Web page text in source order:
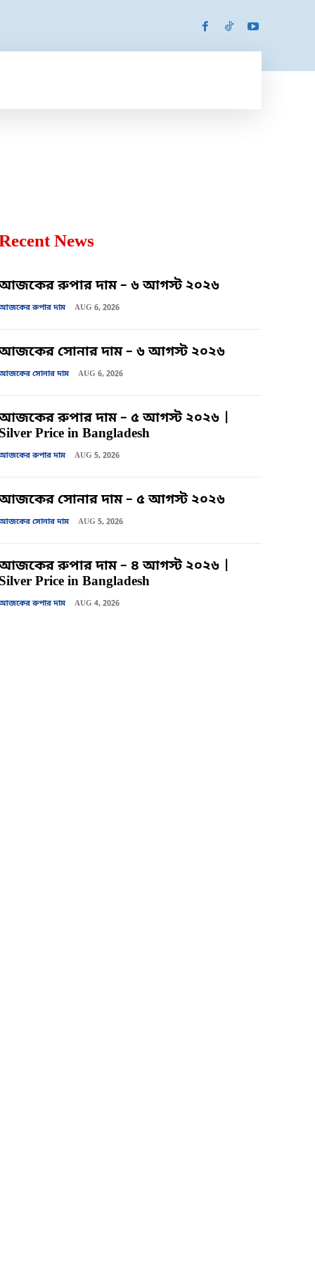
News
রুপার দাম – ৬ আগস্ট ২০২৬
রুপার দাম AUG 6, 2026
সোনার দাম – ৬ আগস্ট ২০২৬
সোনার দাম AUG 6, 2026
রুপার দাম – ৫ আগস্ট ২০২৬ |
Price in Bangladesh
রুপার দাম AUG 5, 2026
সোনার দাম – ৫ আগস্ট ২০২৬
সোনার দাম AUG 5, 2026
রুপার দাম – ৪ আগস্ট ২০২৬ |
Price in Bangladesh
রুপার দাম AUG 4, 2026